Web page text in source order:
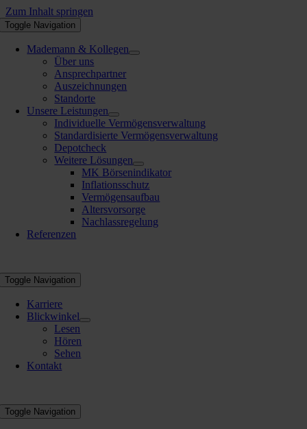
Zum Inhalt springen
Toggle Navigation
Mademann & Kollegen
Über uns
Ansprechpartner
Auszeichnungen
Standorte
Unsere Leistungen
Individuelle Vermögensverwaltung
Standardisierte Vermögensverwaltung
Depotcheck
Weitere Lösungen
MK Börsenindikator
Inflationsschutz
Vermögensaufbau
Altersvorsorge
Nachlassregelung
Referenzen
Toggle Navigation
Karriere
Blickwinkel
Lesen
Hören
Sehen
Kontakt
Toggle Navigation